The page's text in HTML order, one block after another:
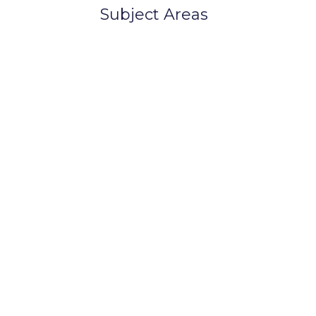
Subject Areas